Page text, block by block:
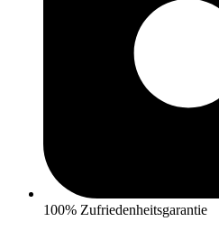
100% Zufriedenheitsgarantie